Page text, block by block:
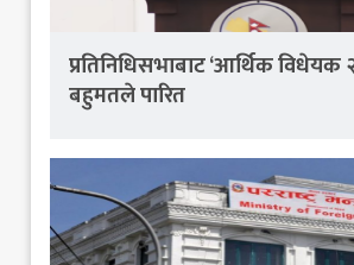
प्रतिनिधिसभाबाट ‘आर्थिक विधेयक
बहुमतले पारित